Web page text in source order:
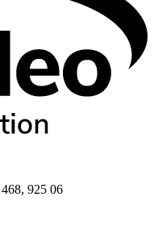
925 06